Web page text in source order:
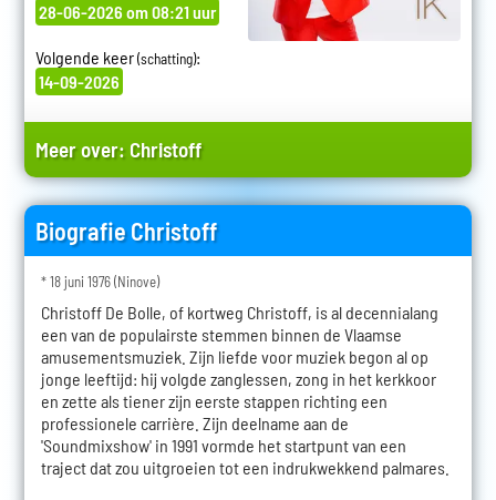
28-06-2026 om 08:21 uur
Volgende keer(schatting):
14-09-2026
Meer over: Christoff
Biografie Christoff
* 18 juni 1976 (Ninove)
Christoff De Bolle, of kortweg Christoff, is al decennialang
een van de populairste stemmen binnen de Vlaamse
amusementsmuziek. Zijn liefde voor muziek begon al op
jonge leeftijd: hij volgde zanglessen, zong in het kerkkoor
en zette als tiener zijn eerste stappen richting een
professionele carrière. Zijn deelname aan de
'Soundmixshow' in 1991 vormde het startpunt van een
traject dat zou uitgroeien tot een indrukwekkend palmares.